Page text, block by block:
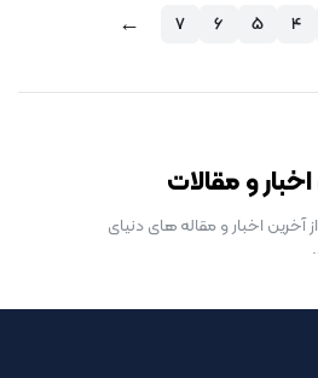
4
5
6
7
←
و مقالات
اخبار و مقاله های دنیای